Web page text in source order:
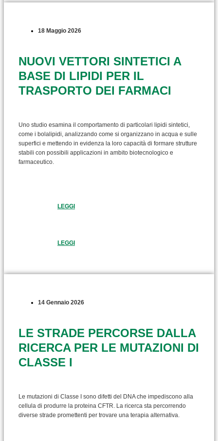
18 Maggio 2026
NUOVI VETTORI SINTETICI A
BASE DI LIPIDI PER IL
TRASPORTO DEI FARMACI
Uno studio esamina il comportamento di particolari lipidi sintetici,
come i bolalipidi, analizzando come si organizzano in acqua e sulle
superfici e mettendo in evidenza la loro capacità di formare strutture
stabili con possibili applicazioni in ambito biotecnologico e
farmaceutico.
LEGGI
LEGGI
14 Gennaio 2026
LE STRADE PERCORSE DALLA
RICERCA PER LE MUTAZIONI DI
CLASSE I
Le mutazioni di Classe I sono difetti del DNA che impediscono alla
cellula di produrre la proteina CFTR. La ricerca sta percorrendo
diverse strade promettenti per trovare una terapia alternativa.